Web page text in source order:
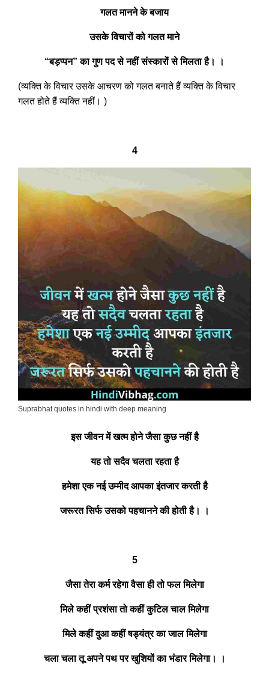
गलत मानने के बजाय
उसके विचारों को गलत माने
“बड़प्पन” का गुण पद से नहीं संस्कारों से मिलता है। ।
(व्यक्ति के विचार उसके आचरण को गलत बनाते हैं व्यक्ति के विचार
गलत होते हैं व्यक्ति नहीं। )
4
Suprabhat quotes in hindi with deep meaning
इस जीवन में खत्म होने जैसा कुछ नहीं है
यह तो सदैव चलता रहता है
हमेशा एक नई उम्मीद आपका इंतजार करती है
जरूरत सिर्फ उसको पहचानने की होती है। ।
5
जैसा तेरा कर्म रहेगा वैसा ही तो फल मिलेगा
मिले कहीं प्रशंसा तो कहीं कुटिल चाल मिलेगा
मिले कहीं दुआ कहीं षड्यंत्र का जाल मिलेगा
चला चला तू अपने पथ पर खुशियों का भंडार मिलेगा। ।